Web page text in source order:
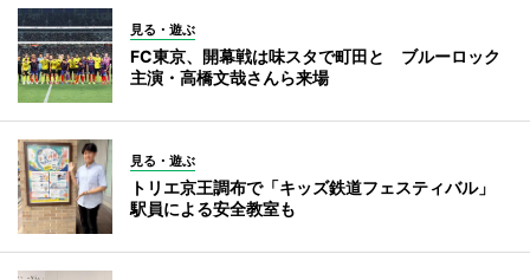
見る・遊ぶ
FC東京、開幕戦は味スタで町田と ブルーロック
主演・高橋文哉さんら来場
見る・遊ぶ
トリエ京王調布で「キッズ鉄道フェスティバル」
駅員による安全教室も